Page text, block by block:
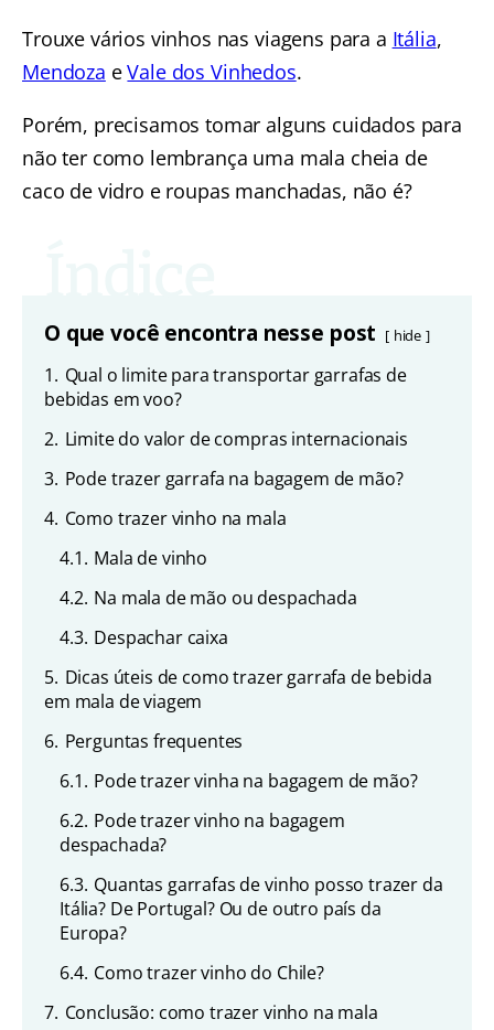
Trouxe vários vinhos nas viagens para a Itália,
Mendoza eVale dos Vinhedos.
Porém, precisamos tomar alguns cuidados para
não ter como lembrança uma mala cheia de
caco de vidro e roupas manchadas, não é?
O que você encontra nesse post hide
1. Qual o limite para transportar garrafas de
bebidas em voo?
2. Limite do valor de compras internacionais
3. Pode trazer garrafa na bagagem de mão?
4. Como trazer vinho na mala
4.1. Mala de vinho
4.2. Na mala de mão ou despachada
4.3. Despachar caixa
5. Dicas úteis de como trazer garrafa de bebida
em mala de viagem
6. Perguntas frequentes
6.1. Pode trazer vinha na bagagem de mão?
6.2. Pode trazer vinho na bagagem
despachada?
6.3. Quantas garrafas de vinho posso trazer da
Itália? De Portugal? Ou de outro país da
Europa?
6.4. Como trazer vinho do Chile?
7. Conclusão: como trazer vinho na mala